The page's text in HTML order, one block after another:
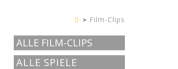
KinderseiteFilm-Clips
ALLE FILM-CLIPS
ALLE SPIELE